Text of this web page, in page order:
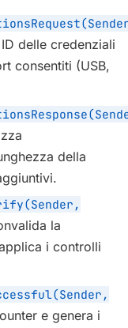
delle credenziali
consentiti (USB,
della
la
i controlli
e genera i